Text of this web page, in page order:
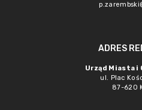
ADRES
Urząd Miasta i
ul. Plac
87-620